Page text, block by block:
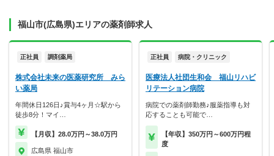
福山市(広島県)エリアの薬剤師求人
正社員 調剤薬局
株式会社未来の医薬研究所 みら
い薬局
年間休日126日♪賞与4ヶ月☆駅から
徒歩8分！マイ…
【月収】28.0万円～38.0万円
広島県 福山市
正社員 病院・クリニック
医療法人社団生和会 福山リハビ
リテーション病院
病院での薬剤師勤務♪服薬指導も対
応することも可能で…
【年収】350万円～600万円程
度